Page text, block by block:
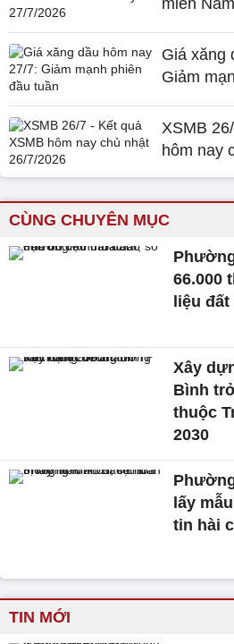
miền
Giá xăng
Giảm
XSMB
hôm nay
CÙNG CHUYÊN MỤC
66.000
liệu đất
Xây
Bình
thuộc
2030
lấy
tin hài
TIN MỚI